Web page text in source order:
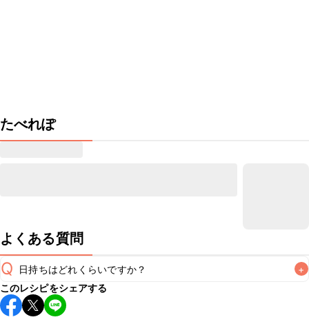
たべれぽ
よくある質問
Q 日持ちはどれくらいですか？ +
保存期間は冷蔵で翌日中が目安です。なるべくお早めにお召
し上がりください。
このレシピをシェアする